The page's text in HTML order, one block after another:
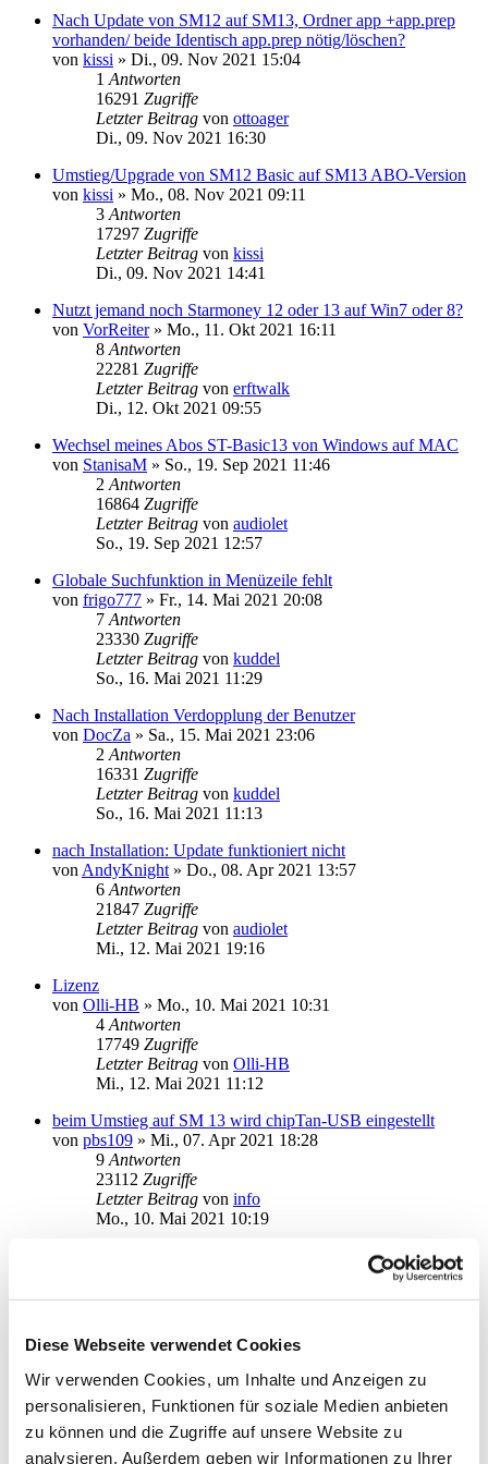
Diese Webseite verwendet Cookies
Wir verwenden Cookies, um Inhalte und Anzeigen zu
personalisieren, Funktionen für soziale Medien anbieten
zu können und die Zugriffe auf unsere Website zu
analysieren. Außerdem geben wir Informationen zu Ihrer
Nach Update von SM12 auf SM13, Ordner app +app.prep
vorhanden/ beide Identisch app.prep nötig/löschen?
von kissi » Di., 09. Nov 2021 15:04
1 Antworten
16291 Zugriffe
Letzter Beitrag von ottoager
Di., 09. Nov 2021 16:30
Umstieg/Upgrade von SM12 Basic auf SM13 ABO-Version
von kissi » Mo., 08. Nov 2021 09:11
3 Antworten
17297 Zugriffe
Letzter Beitrag von kissi
Di., 09. Nov 2021 14:41
Nutzt jemand noch Starmoney 12 oder 13 auf Win7 oder 8?
von VorReiter» Mo., 11. Okt 2021 16:11
8 Antworten
22281 Zugriffe
Letzter Beitrag von erftwalk
Di., 12. Okt 2021 09:55
Wechsel meines Abos ST-Basic13 von Windows auf MAC
von StanisaM » So., 19. Sep 2021 11:46
2 Antworten
16864 Zugriffe
Letzter Beitrag von audiolet
So., 19. Sep 2021 12:57
Globale Suchfunktion in Menüzeile fehlt
von frigo777 » Fr., 14. Mai 2021 20:08
7 Antworten
23330 Zugriffe
Letzter Beitrag von kuddel
So., 16. Mai 2021 11:29
Nach Installation Verdopplung der Benutzer
von DocZa » Sa., 15. Mai 2021 23:06
2 Antworten
16331 Zugriffe
Letzter Beitrag von kuddel
So., 16. Mai 2021 11:13
nach Installation: Update funktioniert nicht
von AndyKnight » Do., 08. Apr 2021 13:57
6 Antworten
21847 Zugriffe
Letzter Beitrag von audiolet
Mi., 12. Mai 2021 19:16
Lizenz
von Olli-HB » Mo., 10. Mai 2021 10:31
4 Antworten
17749 Zugriffe
Letzter Beitrag von Olli-HB
Mi., 12. Mai 2021 11:12
beim Umstieg auf SM 13 wird chipTan-USB eingestellt
von pbs109 » Mi., 07. Apr 2021 18:28
9 Antworten
23112 Zugriffe
Letzter Beitrag von info
Mo., 10. Mai 2021 10:19
Fr., 30. Apr 2021 15:12
Online-Update Abbruch Modul=app_8
vonhaukeno»Mi., 28. Apr 2021 09:11
6 Antworten
21285 Zugriffe